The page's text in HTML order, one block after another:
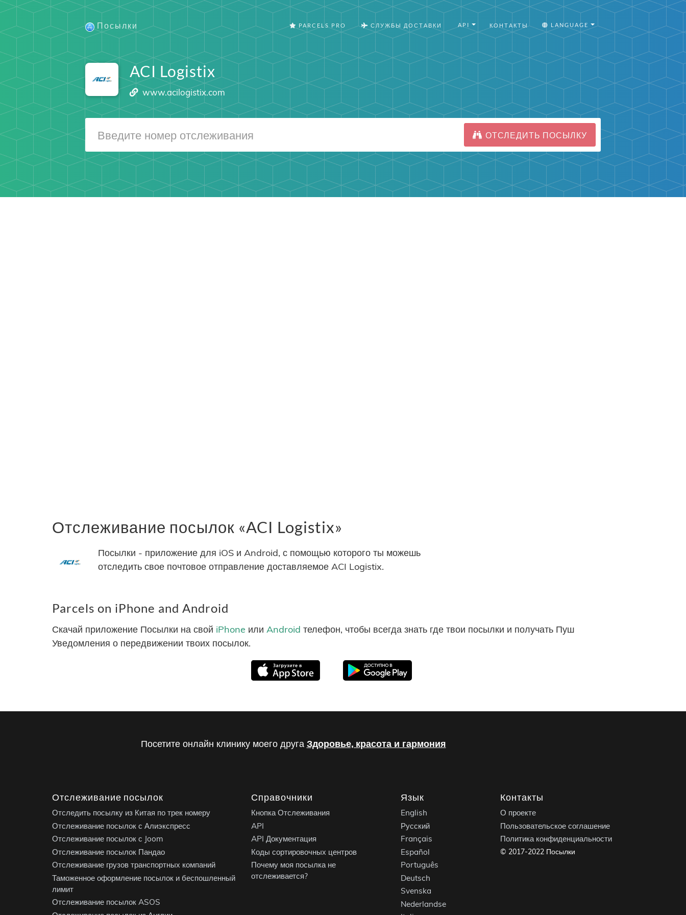
Посылки PARCELS PRO СЛУЖБЫ ДОСТАВКИ API КОНТАКТЫ LANGUAGE
ACI Logistix
www.acilogistix.com
ОТСЛЕДИТЬ ПОСЫЛКУ
Отслеживание посылок «ACI Logistix»
Посылки - приложение для iOS и Android, с помощью которого ты можешь
отследить свое почтовое отправление доставляемое ACI Logistix.
Parcels on iPhone and Android
Скачай приложение Посылки на свой iPhone или Android телефон, чтобы всегда знать где твои посылки и получать Пуш
Уведомления о передвижении твоих посылок.
Посетите онлайн клинику моего друга Здоровье, красота и гармония
Отслеживание посылок
Отследить посылку из Китая по трек номеру
Отслеживание посылок с Алиэкспресс
Отслеживание посылок с Joom
Отслеживание посылок Пандао
Отслеживание грузов транспортных компаний
Таможенное оформление посылок и беспошленный
лимит
Отслеживание посылок ASOS
Справочники
Кнопка Отслеживания
API
API Документация
Коды сортировочных центров
Почему моя посылка не
отслеживается?
Язык
English
Русский
Français
Español
Português
Deutsch
Svenska
Nederlandse
Контакты
О проекте
Пользовательское соглашение
Политика конфиденциальности
© 2017-2022 Посылки